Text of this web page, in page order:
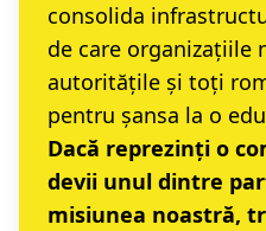
consolida
de care organizațiile
autoritățile și toți
pentru șansa la o
Dacă reprezinți o
devii unul dintre
misiunea noastră,